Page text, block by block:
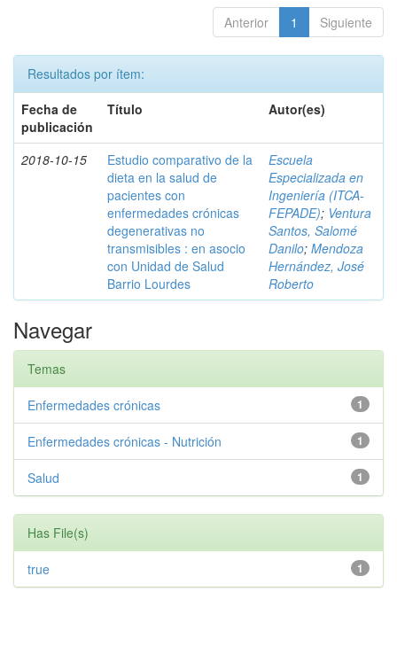
Anterior 1 Siguiente
Resultados por ítem:
Fecha de
publicación
Título Autor(es)
2018-10-15
Estudio comparativo de la
dieta en la salud de
pacientes con
enfermedades crónicas
degenerativas no
transmisibles : en asocio
con Unidad de Salud
Barrio Lourdes
Escuela
Especializada en
Ingeniería (ITCA-
FEPADE); Ventura
Santos, Salomé
Danilo; Mendoza
Hernández, José
Roberto
Navegar
Temas
1
Enfermedades crónicas
1
Enfermedades crónicas - Nutrición
1
Salud
Has File(s)
1
true